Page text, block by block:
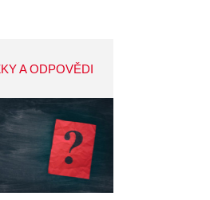
A ODPOVĚDI